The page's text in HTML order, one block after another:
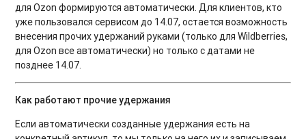
для Ozon формируются автоматически. Для клиентов, кто
уже пользовался сервисом до 14.07, остается возможность
внесения прочих удержаний руками (только для Wildberries,
для Ozon все автоматически) но только с датами не
позднее 14.07.
Как работают прочие удержания
Если автоматически созданные удержания есть на